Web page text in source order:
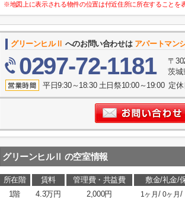
※地図上に表示される物件の位置は付近住所に所在することを
グリーンヒルⅡ へのお問い合わせは アパートマン
0297-72-1181
〒
茨城
平日9:30～18:30 土日祭10:00～19:00 定休
グリーンヒルⅡ の空室情報
所在階 賃料 管理費・共益費 敷金/礼金/
1階
4.3万円 2,000円 1ヶ月 / 0ヶ月 /